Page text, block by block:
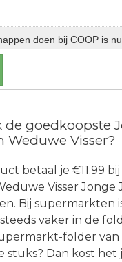
doen bij COOP is
de goedkoopste
Weduwe Visser?
betaal je €11.99
Visser Jonge
Bij supermarkten
vaker in de
folder van
stuks? Dan kost het